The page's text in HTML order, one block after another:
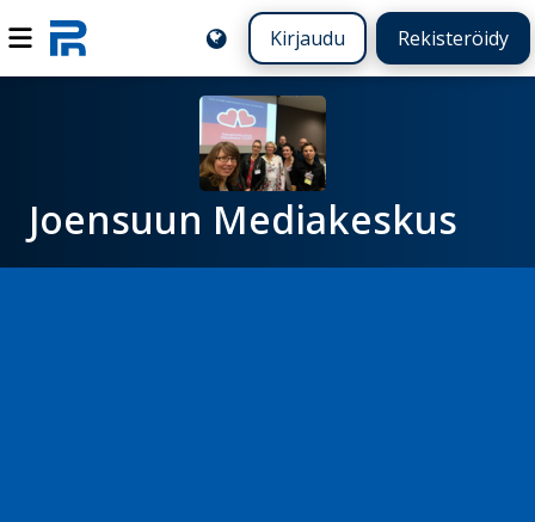
Kirjaudu Rekisteröidy
Joensuun Mediakeskus